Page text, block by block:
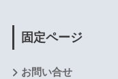
固定ページ
お問い合せ